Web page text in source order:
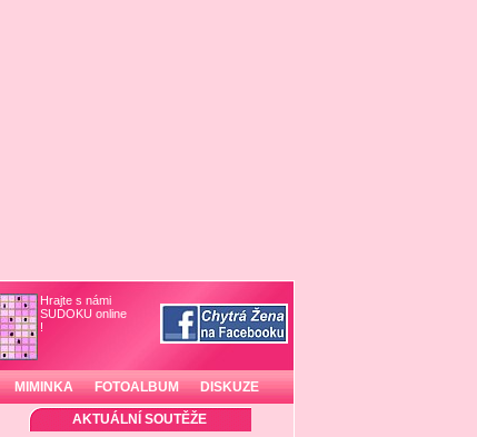
Hrajte s námi
SUDOKU online
!
MIMINKA FOTOALBUM DISKUZE
AKTUÁLNÍ SOUTĚŽE